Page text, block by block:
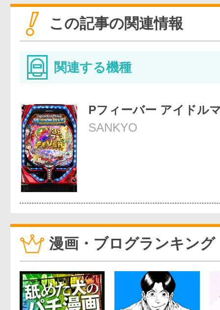
この記事の関連情報
関連する機種
Pフィーバー アイドル
SANKYO
漫画・ブログランキング